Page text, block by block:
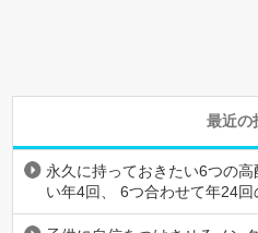
最近の
永久に持っておきたい6つの
い年4回、 6つ合わせて年24回